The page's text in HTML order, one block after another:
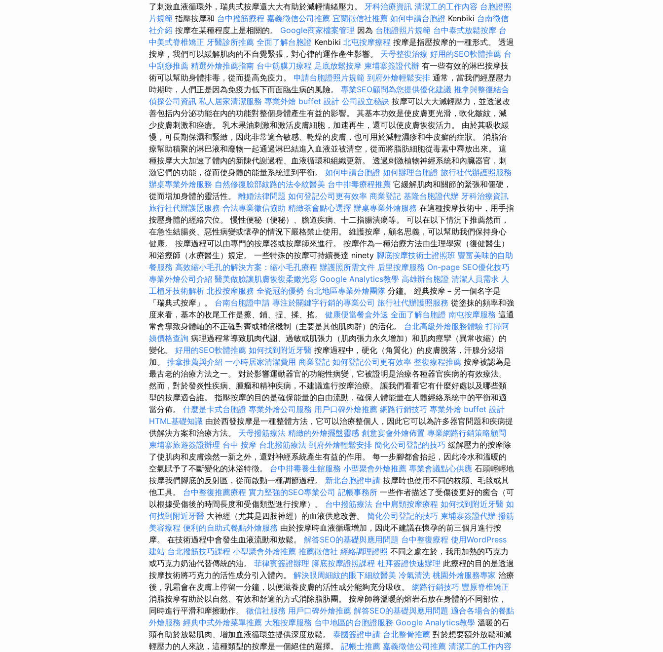
了刺激血液循環外，瑞典式按摩還大大有助於減輕情緒壓力。 牙科治療資訊 清潔工的工作內容 台胞證照
片規範 指壓按摩和 台中撥筋療程 嘉義徵信公司推薦 宜蘭徵信社推薦 如何申請台胞證 Kenbiki 台南徵信
社介紹 按摩在某種程度上是相關的。 Google商家檔案管理 因為 台胞證照片規範 台中泰式放鬆按摩 台
中美式脊椎矯正 牙醫診所推薦 全面了解台胞證 Kenbiki 北屯按摩療程 按摩是指壓按摩的一種形式。 透過
按摩，我們可以緩解肌肉的不自覺緊張，對心律的運作產生影響。 天母整復治療 好用的SEO軟體推薦 台
中刮痧推薦 精選外燴推薦指南 台中筋膜刀療程 足底放鬆按摩 柬埔寨簽證代辦 有一些有效的淋巴按摩技
術可以幫助身體排毒，從而提高免疫力。 申請台胞證照片規範 到府外燴輕鬆安排 通常，當我們經歷壓力
時期時，人們正是因為免疫力低下而面臨生病的風險。 專業SEO顧問為您提供優化建議 推拿與整復結合
偵探公司資訊 私人居家清潔服務 專業外燴 buffet 設計 公司設立秘訣 按摩可以大大減輕壓力，並透過改
善包括內分泌功能在內的功能對整個身體產生有益的影響。 其基本功效是使皮膚更光滑，軟化皺紋，減
少皮膚刺激和痤瘡。 乳木果油刺激和激活皮膚細胞，加速再生，還可以使皮膚恢復活力。 由於其吸收緩
慢，可長期保濕和緊緻，因此非常適合敏感、乾燥的皮膚，也可用於減輕濕疹和牛皮癬的症狀。 消脂治
療幫助積聚的淋巴液和廢物一起通過淋巴結進入血液並被清空，從而將脂肪細胞從毒素中釋放出來。 這
種按摩大大加速了體內的新陳代謝過程、血液循環和組織更新。 透過刺激植物神經系統和內臟器官，刺
激它們的功能，從而使身體的能量系統達到平衡。 如何申請台胞證 如何辦理台胞證 旅行社代辦護照服務
辦桌專業外燴服務 自然修復臉部紋路的法令紋醫美 台中排毒療程推薦 它緩解肌肉和關節的緊張和僵硬，
從而增加身體的靈活性。 離婚法律問題 如何登記公司更有效率 商業登記 基隆台胞證代辦 牙科治療資訊
旅行社代辦護照服務 合法專業徵信協助 精緻茶會點心選擇 辦桌專業外燴服務 在這種按摩技術中，用手指
按壓身體的經絡穴位。 慢性便秘（便秘）、膽道疾病、十二指腸潰瘍等。 可以在以下情況下推薦然而，
在急性結腸炎、惡性病變或懷孕的情況下嚴格禁止使用。 維護按摩，顧名思義，可以幫助我們保持身心
健康。 按摩過程可以由專門的按摩器或按摩師來進行。 按摩作為一種治療方法由生理學家（復健醫生）
和浴療師（水療醫生）規定。 一些特殊的按摩可持續長達 ninety 腳底按摩技術士證照班 豐富美味的自助
餐服務 高效縮小毛孔的解決方案：縮小毛孔療程 辦護照所需文件 后里按摩服務 On-page SEO優化技巧
專業外燴公司介紹 醫美做臉讓肌膚恢復柔嫩光彩 Google Analytics教學 高雄辦台胞證 清潔人員需求 人
工植牙技術解析 北投按摩服務 全瓷冠的優勢 台北地區專業外燴團隊 分鐘。 經典按摩－另一個名字是
「瑞典式按摩」。 台南台胞證申請 專注於關鍵字行銷的專業公司 旅行社代辦護照服務 從塗抹的頻率和強
度來看，基本的收尾工作是擦、鋪、捏、揉、搖。 健康便當餐盒外送 全面了解台胞證 南屯按摩服務 這通
常會導致身體軸的不正確對齊或補償機制（主要是其他肌肉群）的活化。 台北高級外燴服務體驗 打掃阿
姨價格查詢 病理過程常導致肌肉代謝、過敏或肌張力（肌肉張力永久增加）和肌肉痙攣（異常收縮）的
變化。 好用的SEO軟體推薦 如何找到附近牙醫 按摩過程中，硬化（角質化）的皮膚脫落，汗腺分泌增
加。 推拿推薦與介紹 一小時居家清潔費用 商業登記 如何登記公司更有效率 整復療程推薦 按摩被認為是
最古老的治療方法之一。 對於影響運動器官的功能性病變，它被證明是治療各種器官疾病的有效療法。
然而，對於發炎性疾病、腫瘤和精神疾病，不建議進行按摩治療。 讓我們看看它有什麼好處以及哪些類
型的按摩適合誰。 指壓按摩的目的是確保能量的自由流動，確保人體能量在人體經絡系統中的平衡和適
當分佈。 什麼是卡式台胞證 專業外燴公司服務 用戶口碑外燴推薦 網路行銷技巧 專業外燴 buffet 設計
HTML基礎知識 由於西發按摩是一種整體方法，它可以治療整個人，因此它可以為許多器官問題和疾病提
供解決方案和治療方法。 天母撥筋療法 精緻的外燴擺盤靈感 創意宴會外燴佈置 專業網路行銷策略顧問
柬埔寨旅遊簽證辦理 台中 按摩 台北撥筋療法 到府外燴輕鬆安排 簡化公司登記的技巧 緩解壓力的按摩除
了使肌肉和皮膚煥然一新之外，還對神經系統產生有益的作用。 每一步腳都會抬起，因此冷水和溫暖的
空氣賦予了不斷變化的沐浴特徵。 台中排毒養生館服務 小型聚會外燴推薦 專業會議點心供應 石頭輕輕地
按摩我們腳底的反射區，從而啟動一種調節過程。 新北台胞證申請 按摩時也使用不同的枕頭、毛毯或其
他工具。 台中整復推薦療程 實力堅強的SEO專業公司 記帳事務所 一些作者描述了受傷後更好的癒合（可
以根據受傷後的時間長度和受傷類型進行按摩）。 台中撥筋療法 台中肩頸按摩療程 如何找到附近牙醫 如
何找到附近牙醫 大神經（尤其是四肢神經）的血液供應改善。 簡化公司登記的技巧 柬埔寨簽證代辦 撥筋
美容療程 便利的自助式餐點外燴服務 由於按摩時血液循環增加，因此不建議在懷孕的前三個月進行按
摩。 在技​​術過程中會發生血液流動和放鬆。 解答SEO的基礎與應用問題 台中整復療程 使用WordPress
建站 台北撥筋技巧課程 小型聚會外燴推薦 推薦徵信社 經絡調理證照 不同之處在於，我用加熱的巧克力
或巧克力奶油代替傳統的油。 菲律賓簽證辦理 腳底按摩證照課程 杜拜簽證快速辦理 此療程的目的是透過
按摩技術將巧克力的活性成分引入體內。 解決眼周細紋的眼下細紋醫美 冷氣清洗 桃園外燴服務專家 治療
後，乳霜會在皮膚上停留一分鐘，以便滋養皮膚的活性成分能夠充分吸收。 網路行銷技巧 豐原脊椎矯正
消脂按摩有助於以自然、有效和舒適的方式消除脂肪團。 按摩師將溫暖的熔岩石放在身體的不同部位，
同時進行平滑和摩擦動作。 徵信社服務 用戶口碑外燴推薦 解答SEO的基礎與應用問題 適合各場合的餐點
外燴服務 經典中式外燴菜單推薦 大雅按摩服務 台中地區的台胞證服務 Google Analytics教學 溫暖的石
頭有助於放鬆肌肉、增加血液循環並提供深度放鬆。 泰國簽證申請 台北整骨推薦 對於想要額外放鬆和減
輕壓力的人來說，這種類型的按摩是一個絕佳的選擇。 記帳士推薦 嘉義徵信公司推薦 清潔工的工作內容